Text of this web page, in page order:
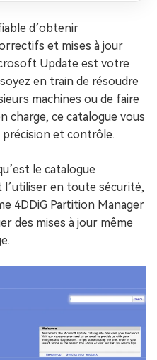
d’obtenir
et mises à jour
Update est votre
en train de résoudre
machines ou de faire
charge, ce catalogue vous
et contrôle.
le catalogue
en toute sécurité,
4DDiG Partition Manager
des mises à jour même